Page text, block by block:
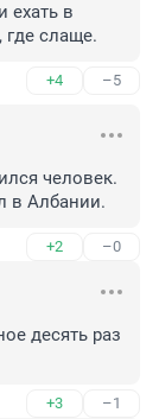
ехать в
слаще.
+4 –5
человек.
в Албании.
+2 –0
десять раз
+3 –1